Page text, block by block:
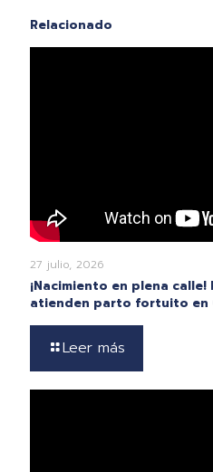
Relacionado
27 julio, 2026
¡Nacimiento en plena calle!
atienden parto fortuito en
Leer más